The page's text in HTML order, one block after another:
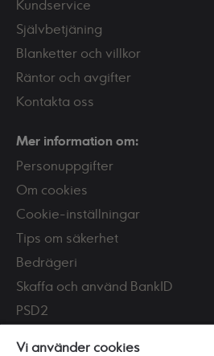
Kundservice
Självbetjäning
Blanketter och villkor
Räntor och avgifter
Kontakta oss
Mer information om:
Personuppgifter
Om cookies
Cookie-inställningar
Tips om säkerhet
Bedrägeri
Skaffa och använd BankID
PSD2
Vi använder cookies